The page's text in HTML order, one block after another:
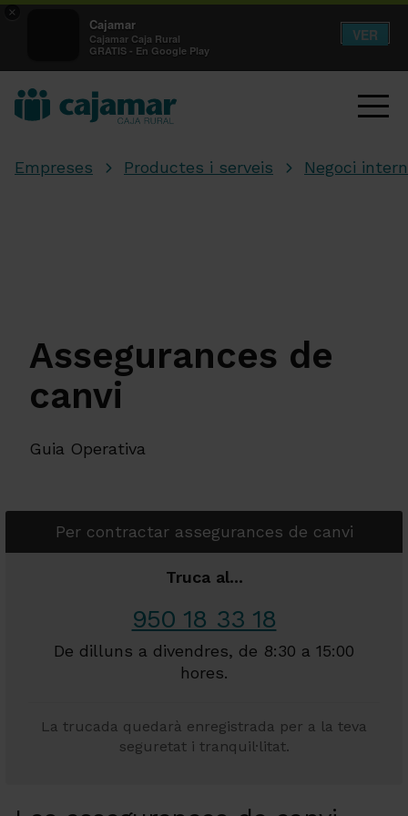
×
Cajamar
Cajamar Caja Rural
GRATIS - En Google Play
VER
Empreses Productes i serveis Negoci
Assegurances de
canvi
Guia Operativa
Per contractar assegurances de canvi
Truca al...
950 18 33 18
De dilluns a divendres, de 8:30 a 15:00
hores.
La trucada quedarà enregistrada per a la teva
seguretat i tranquil·litat.